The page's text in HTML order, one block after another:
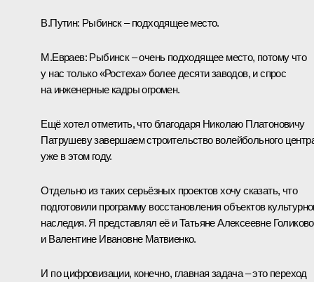
В.Путин: Рыбинск – подходящее место.
М.Евраев: Рыбинск – очень подходящее место, потому что
у нас только «Ростеха» более десяти заводов, и спрос
на инженерные кадры огромен.
Ещё хотел отметить, что благодаря Николаю Платоновичу
Патрушеву завершаем строительство волейбольного
уже в этом году.
Отдельно из таких серьёзных проектов хочу сказать, что
подготовили программу восстановления объектов
наследия. Я представлял её и Татьяне Алексеевне
и Валентине Ивановне Матвиенко.
И по цифровизации, конечно, главная задача – это переход